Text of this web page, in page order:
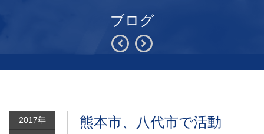
ブログ
2017年 熊本市、八代市で活動